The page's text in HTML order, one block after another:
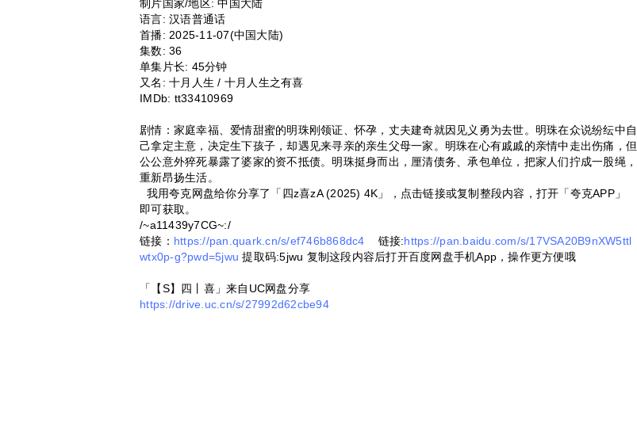
制片国家/地区: 中国大陆
语言: 汉语普通话
首播: 2025-11-07(中国大陆)
集数: 36
单集片长: 45分钟
又名: 十月人生 / 十月人生之有喜
IMDb: tt33410969
剧情：家庭幸福、爱情甜蜜的明珠刚领证、怀孕，丈夫建奇就因见义勇为去世。明珠在众说纷纭中自
己拿定主意，决定生下孩子，却遇见来寻亲的亲生父母一家。明珠在心有戚戚的亲情中走出伤痛，但
公公意外猝死暴露了婆家的资不抵债。明珠挺身而出，厘清债务、承包单位，把家人们拧成一股绳，
重新昂扬生活。
我用夸克网盘给你分享了「四z喜zA (2025) 4K」，点击链接或复制整段内容，打开「夸克APP」
即可获取。
/~a11439y7CG~:/
链接： https://pan.quark.cn/s/ef746b868dc4 链接:https://pan.baidu.com/s/17VSA20B9nXW5ttl
wtx0p-g?pwd=5jwu 提取码:5jwu 复制这段内容后打开百度网盘手机App，操作更方便哦
「【S】四丨喜」来自UC网盘分享
https://drive.uc.cn/s/27992d62cbe94